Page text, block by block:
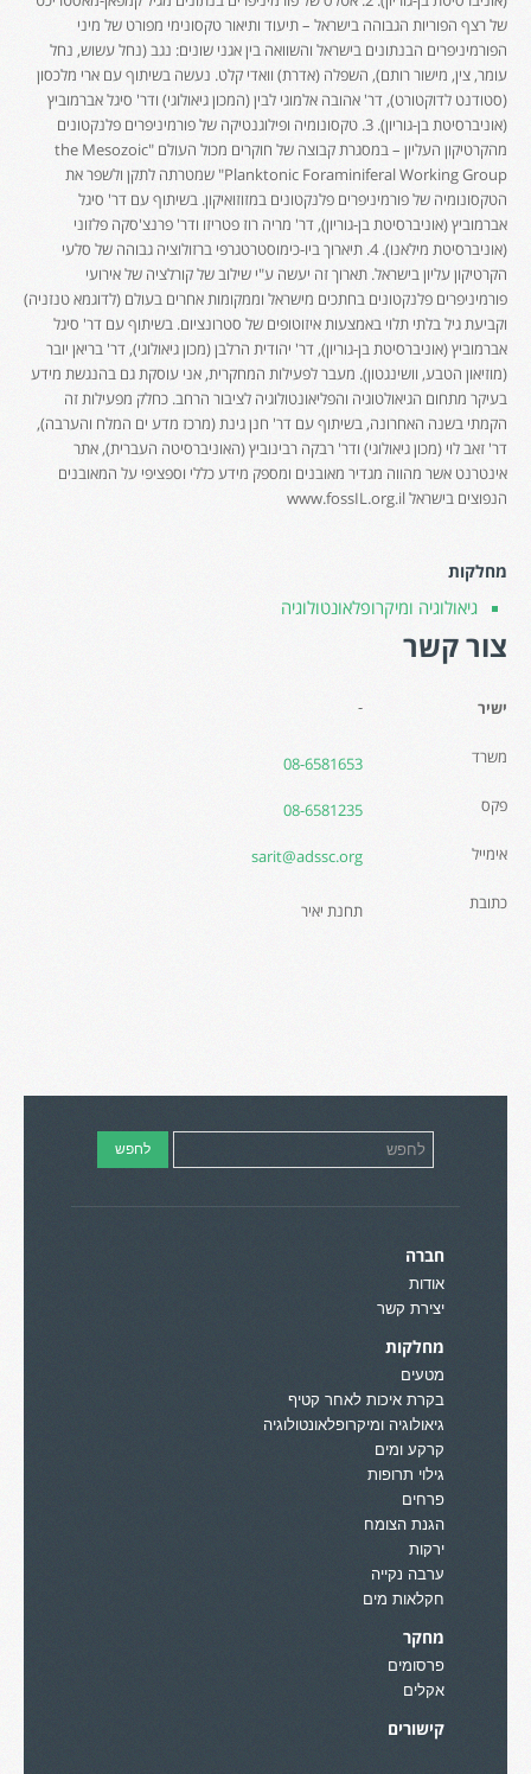
של רצף הפוריות הגבוהה בישראל – תיעוד ותיאור טקסונימי מפורט של מיני
הפורמיניפרים הבנתונים בישראל והשוואה בין אגני שונים: נגב (נחל עשוש, נחל
עומר, צין, מישור רותם), השפלה (אדרת) וואדי קלט. נעשה בשיתוף עם ארי מלכסון
(סטודנט לדוקטורט), דר' אהובה אלמוגי לבין (המכון גיאולוגי) ודר' סיגל אברמוביץ
(אוניברסיטת בן-גוריון). 3. טקסונומיה ופילוגנטיקה של פורמיניפרים פלנקטונים
מהקרטיקון העליון – במסגרת קבוצה של חוקרים מכול העולם "the Mesozoic
Planktonic Foraminiferal Working Group" שמטרתה לתקן ולשפר את
הטקסונומיה של פורמיניפרים פלנקטונים במזוזואיקון. בשיתוף עם דר' סיגל
אברמוביץ (אוניברסיטת בן-גוריון), דר' מריה רוז פטריזו ודר' פרנצ'סקה פלזוני
(אוניברסיטת מילאנו). 4. תיארוך ביו-כימוסטרטגרפי ברזולוציה גבוהה של סלעי
הקרטיקון עליון בישראל. תארוך זה יעשה ע"י שילוב של קורלציה של אירועי
פורמיניפרים פלנקטונים בחתכים מישראל וממקומות אחרים בעולם (לדוגמא טנזניה)
וקביעת גיל בלתי תלוי באמצעות איזוטופים של סטרונציום. בשיתוף עם דר' סיגל
אברמוביץ (אוניברסיטת בן-גוריון), דר' יהודית הרלבן (מכון גיאולוגי), דר' בריאן יובר
(מוזיאון הטבע, וושינגטון). מעבר לפעילות המחקרית, אני עוסקת גם בהנגשת מידע
בעיקר מתחום הגיאולטוגיה והפליאונטולוגיה לציבור הרחב. כחלק מפעילות זה
הקמתי בשנה האחרונה, בשיתוף עם דר' חנן גינת (מרכז מדע ים המלח והערבה),
דר' זאב לוי (מכון גיאולוגי) ודר' רבקה רבינוביץ (האוניברסיטה העברית), אתר
אינטרנט אשר מהווה מגדיר מאובנים ומספק מידע כללי וספציפי על המאובנים
הנפוצים בישראל www.fossIL.org.il
מחלקות
גיאולוגיה ומיקרופלאונטולוגיה
צור קשר
ישיר
משרד
פקס
אימייל
כתובת
-
08-6581653
08-6581235
sarit@adssc.org
תחנת יאיר
חברה
אודות
יצירת קשר
מחלקות
מטעים
בקרת איכות לאחר קטיף
גיאולוגיה ומיקרופלאונטולוגיה
קרקע ומים
גילוי תרופות
פרחים
הגנת הצומח
ירקות
ערבה נקייה
חקלאות מים
מחקר
פרסומים
אקלים
קישורים